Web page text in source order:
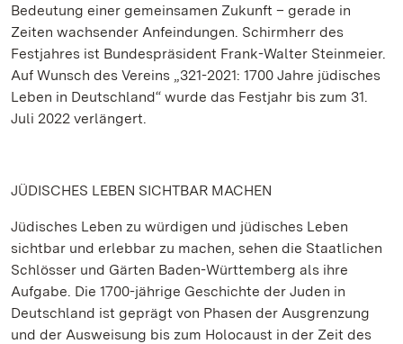
Bedeutung einer gemeinsamen Zukunft – gerade in
Zeiten wachsender Anfeindungen. Schirmherr des
Festjahres ist Bundespräsident Frank-Walter Steinmeier.
Auf Wunsch des Vereins „321-2021: 1700 Jahre jüdisches
Leben in Deutschland“ wurde das Festjahr bis zum 31.
Juli 2022 verlängert.
JÜDISCHES LEBEN SICHTBAR MACHEN
Jüdisches Leben zu würdigen und jüdisches Leben
sichtbar und erlebbar zu machen, sehen die Staatlichen
Schlösser und Gärten Baden-Württemberg als ihre
Aufgabe. Die 1700-jährige Geschichte der Juden in
Deutschland ist geprägt von Phasen der Ausgrenzung
und der Ausweisung bis zum Holocaust in der Zeit des